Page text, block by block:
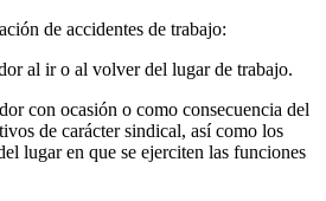
de accidentes de trabajo:
al ir o al volver del lugar de trabajo.
con ocasión o como consecuencia del
de carácter sindical, así como los
lugar en que se ejerciten las funciones